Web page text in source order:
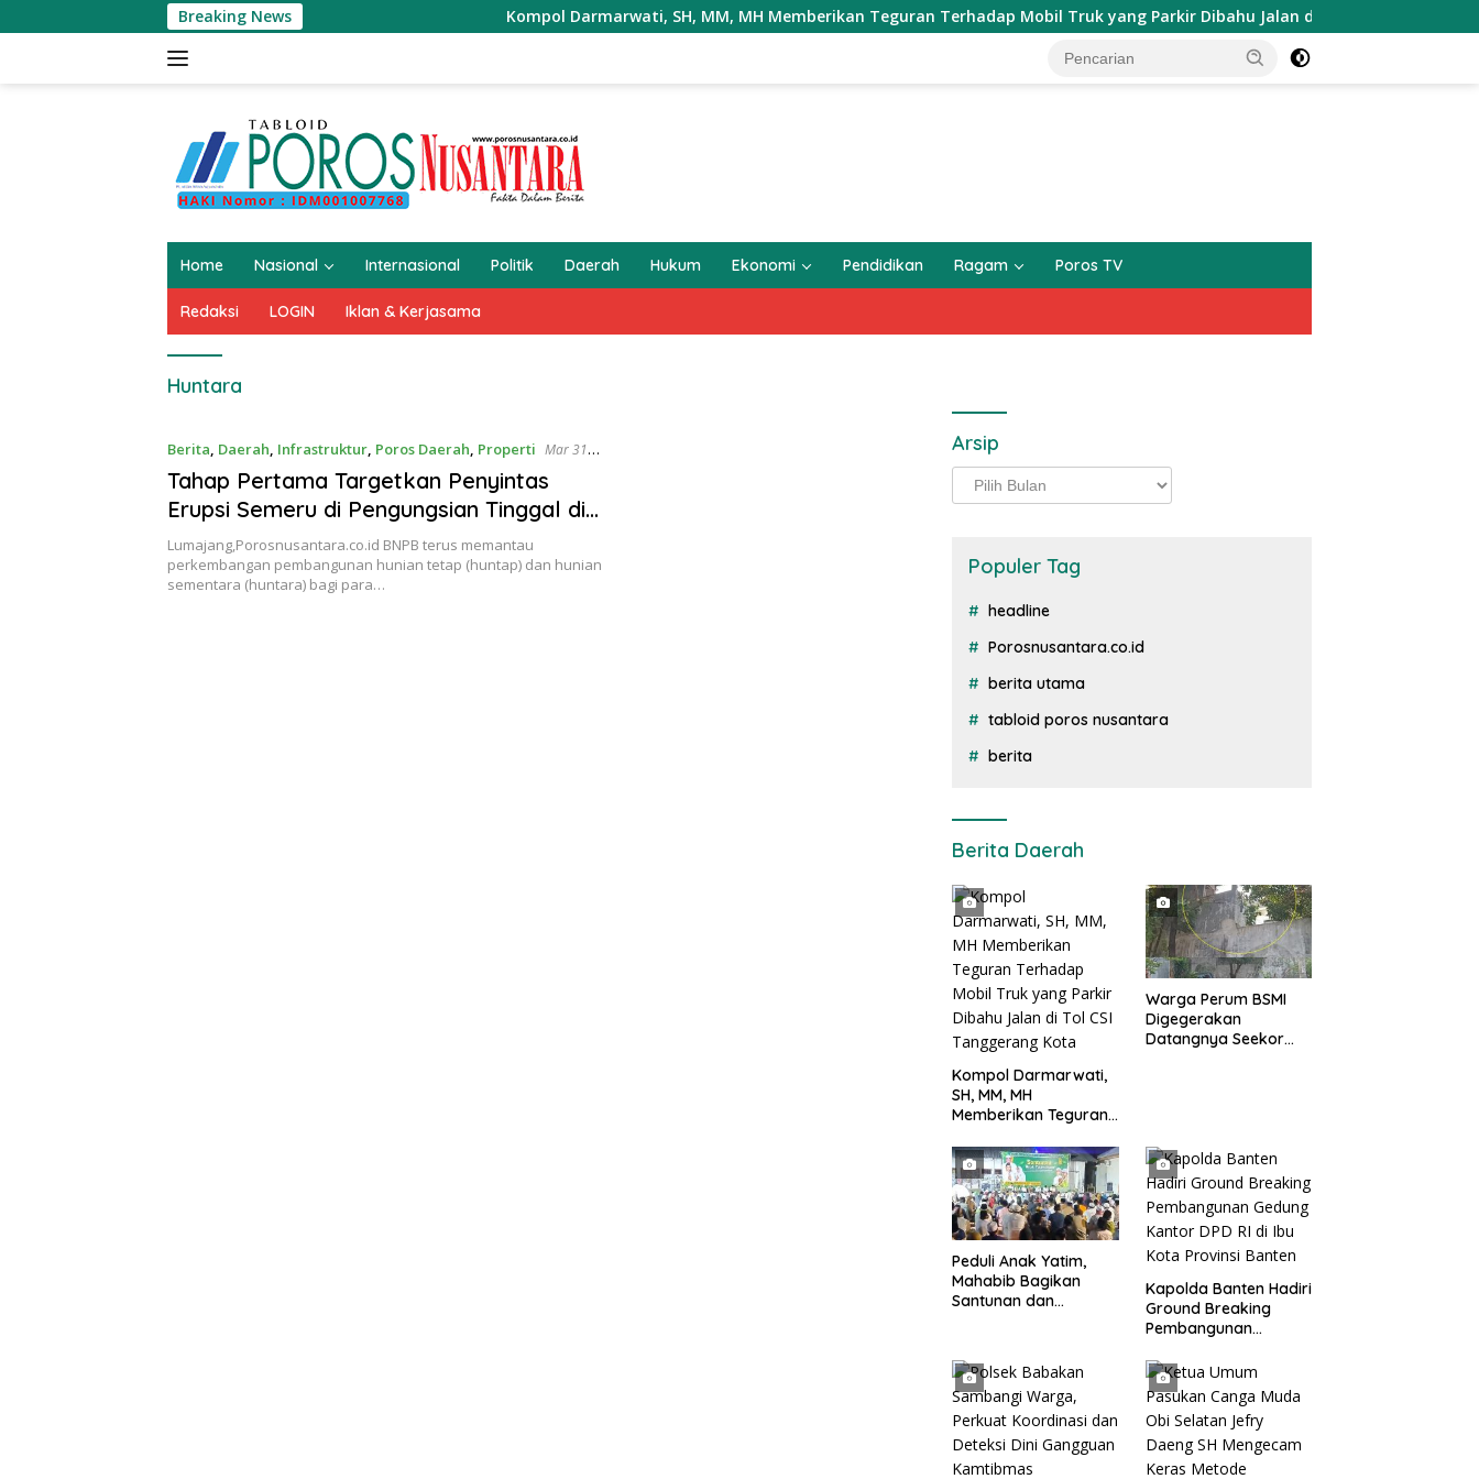
ke
Breaking News Kompol Darmarwati, SH, MM, MH Memberikan Teguran Terhadap Mobil Truk yang Parkir Dibahu Jalan di Tol CSI Tanggerang Kota
Home Nasional Internasional Politik Daerah Hukum Ekonomi Pendidikan Ragam Poros TV
Redaksi LOGIN Iklan & Kerjasama
Huntara
Berita, Daerah, Infrastruktur, Poros Daerah, Properti Mar 31,
2022
Tahap Pertama Targetkan Penyintas
Erupsi Semeru di Pengungsian Tinggal di
Huntap dan Huntara
Lumajang,Porosnusantara.co.id BNPB terus memantau
perkembangan pembangunan hunian tetap (huntap) dan hunian
sementara (huntara) bagi para…
Arsip
Arsip
Populer Tag
headline
Porosnusantara.co.id
berita utama
tabloid poros nusantara
berita
Berita Daerah
Kompol Darmarwati,
SH, MM, MH
Memberikan Teguran
yang Parkir Dibahu
Jalan di Tol CSI
Tanggerang Kota
Warga Perum BSMI
Digegerakan
Datangnya Seekor
Peduli Anak Yatim,
Mahabib Bagikan
Santunan dan
Kapolda Banten Hadiri
Ground Breaking
Pembangunan
di Ibu Kota Provinsi
Banten